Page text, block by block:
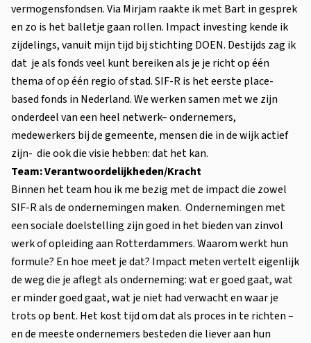
vermogensfondsen. Via Mirjam raakte ik met Bart in gesprek
en zo is het balletje gaan rollen. Impact investing kende ik
zijdelings, vanuit mijn tijd bij stichting DOEN. Destijds zag ik
dat je als fonds veel kunt bereiken als je je richt op één
thema of op één regio of stad. SIF-R is het eerste place-
based fonds in Nederland. We werken samen met we zijn
onderdeel van een heel netwerk– ondernemers,
medewerkers bij de gemeente, mensen die in de wijk actief
zijn- die ook die visie hebben: dat het kan.
Team: Verantwoordelijkheden/Kracht
Binnen het team hou ik me bezig met de impact die zowel
SIF-R als de ondernemingen maken. Ondernemingen met
een sociale doelstelling zijn goed in het bieden van zinvol
werk of opleiding aan Rotterdammers. Waarom werkt hun
formule? En hoe meet je dat? Impact meten vertelt eigenlijk
de weg die je aflegt als onderneming: wat er goed gaat, wat
er minder goed gaat, wat je niet had verwacht en waar je
trots op bent. Het kost tijd om dat als proces in te richten –
en de meeste ondernemers besteden die liever aan hun